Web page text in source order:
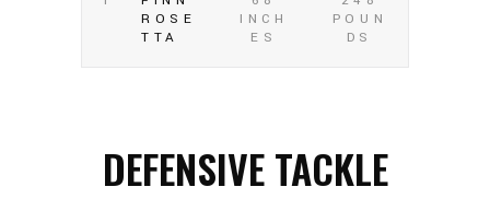
ROSE
TTA
INCH
ES
POUN
DS
DEFENSIVE TACKLE